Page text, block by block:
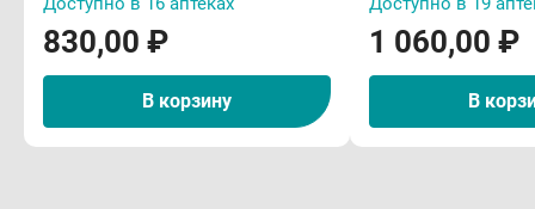
При
830,00 ₽
В корзину
1 060,00 ₽
В